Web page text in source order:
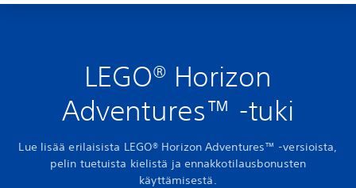
LEGO® Horizon
Adventures™ -tuki
Lue lisää erilaisista LEGO® Horizon Adventures™ -versioista,
pelin tuetuista kielistä ja ennakkotilausbonusten
käyttämisestä.